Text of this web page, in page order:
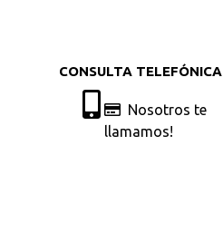
CONSULTA TELEFÓNICA
Nosotros te
llamamos!